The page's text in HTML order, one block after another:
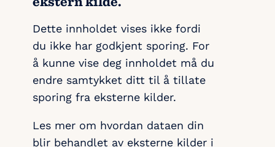
Dette innholdet vises ikke fordi
du ikke har godkjent sporing. For
å kunne vise deg innholdet må du
endre samtykket ditt til å tillate
sporing fra eksterne kilder.
Les mer om hvordan dataen din
blir behandlet av eksterne kilder i